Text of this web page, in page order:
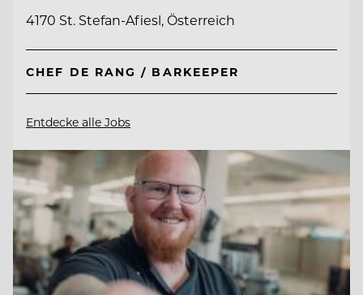
4170 St. Stefan-Afiesl, Österreich
CHEF DE RANG / BARKEEPER
Entdecke alle Jobs